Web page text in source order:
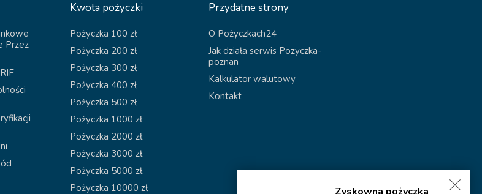
Przez
Kwota pożyczki
Pożyczka 100 zł
Pożyczka 200 zł
Pożyczka 300 zł
Pożyczka 400 zł
Pożyczka 500 zł
Pożyczka 1000 zł
Pożyczka 2000 zł
Pożyczka 3000 zł
Pożyczka 5000 zł
Pożyczka 10000 zł
Przydatne strony
O Pożyczkach24
Jak działa serwis Pozyczka-
poznan
Kalkulator walutowy
Kontakt